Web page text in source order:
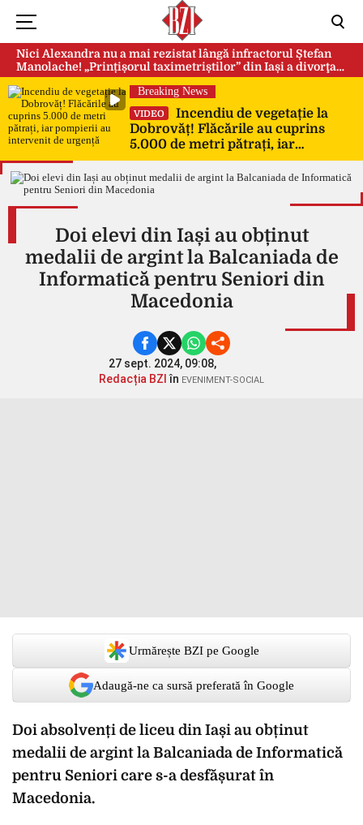
Nici Alexandra nu a mai rezistat lângă infractorul Ștefan
Manolache! „Prințișorul taximetriștilor” din Iași a divorţat
după doi ani de căsnicie
Breaking News
VIDEO
Incendiu de vegetație la
Dobrovăț! Flăcările au cuprins
5.000 de metri pătrați, iar
pompierii au intervenit de urgență
Doi elevi din Iași au obținut
medalii de argint la Balcaniada de
Informatică pentru Seniori din
Macedonia
27 sept. 2024, 09:08,
Redacția BZI în EVENIMENT-SOCIAL
Urmărește BZI pe Google
Adaugă-ne ca sursă preferată în Google
Doi absolvenți de liceu din Iași au obținut
medalii de argint la Balcaniada de Informatică
pentru Seniori care s-a desfășurat în
Macedonia.